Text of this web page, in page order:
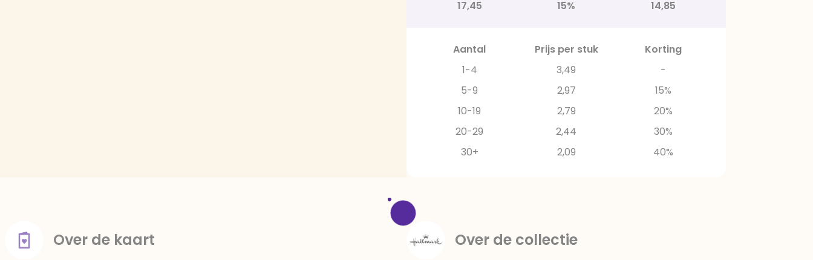
17,45
15% 14,85
Aantal Prijs per stuk
Korting
1-4
3,49
-
5-9
2,97
15%
10-19
2,79
20%
20-29
2,44
30%
30+
2,09 40%
Over de kaart Over de collectie